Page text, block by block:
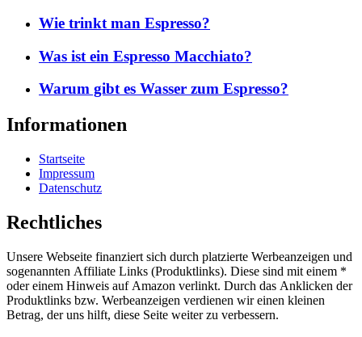
Wie trinkt man Espresso?
Was ist ein Espresso Macchiato?
Warum gibt es Wasser zum Espresso?
Informationen
Startseite
Impressum
Datenschutz
Rechtliches
Unsere Webseite finanziert sich durch platzierte Werbeanzeigen und
sogenannten Affiliate Links (Produktlinks). Diese sind mit einem *
oder einem Hinweis auf Amazon verlinkt. Durch das Anklicken der
Produktlinks bzw. Werbeanzeigen verdienen wir einen kleinen
Betrag, der uns hilft, diese Seite weiter zu verbessern.